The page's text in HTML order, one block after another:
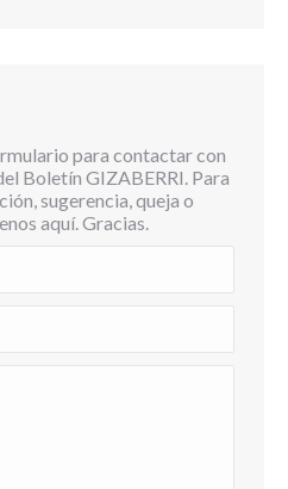
para contactar con
Boletín GIZABERRI. Para
sugerencia, queja o
aquí. Gracias.